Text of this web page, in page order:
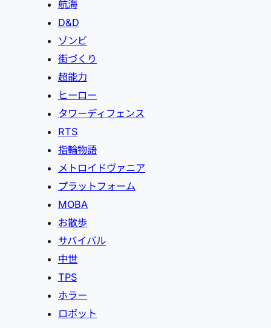
航海
D&D
ゾンビ
街づくり
超能力
ヒーロー
タワーディフェンス
RTS
指輪物語
メトロイドヴァニア
プラットフォーム
MOBA
お散歩
サバイバル
中世
TPS
ホラー
ロボット